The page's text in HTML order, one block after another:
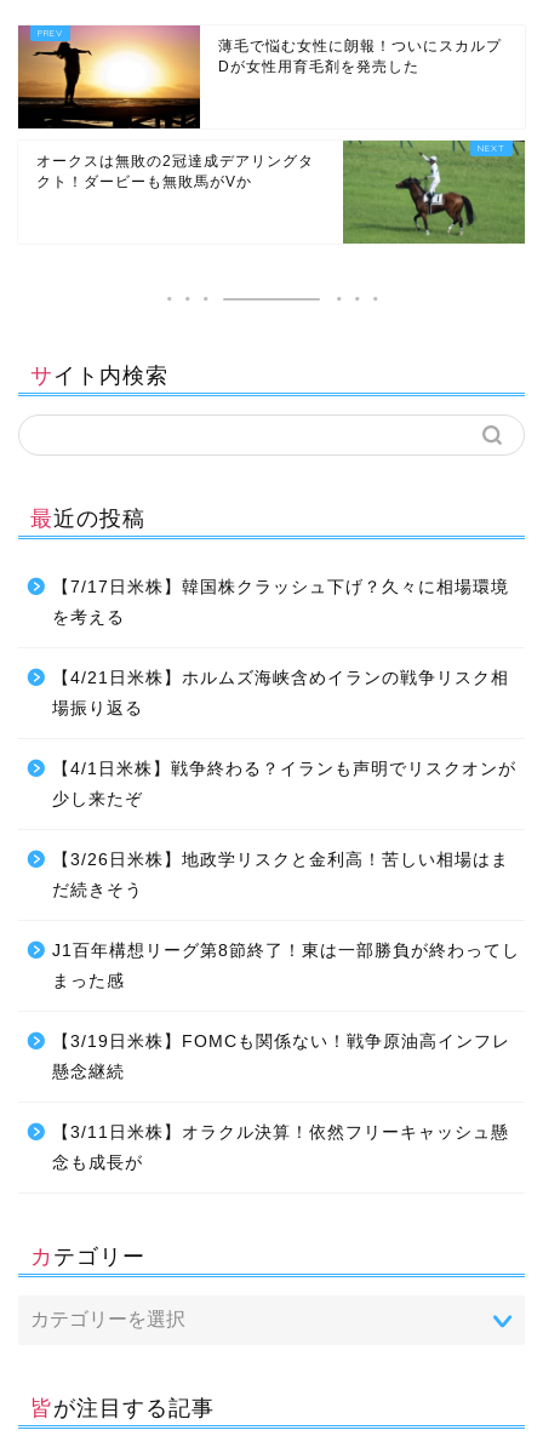
薄毛で悩む女性に朗報！ついにスカルプ
Dが女性用育毛剤を発売した
オークスは無敗の2冠達成デアリングタ
クト！ダービーも無敗馬がVか
サイト内検索
最近の投稿
【7/17日米株】韓国株クラッシュ下げ？久々に相場環境
を考える
【4/21日米株】ホルムズ海峡含めイランの戦争リスク相
場振り返る
【4/1日米株】戦争終わる？イランも声明でリスクオンが
少し来たぞ
【3/26日米株】地政学リスクと金利高！苦しい相場はま
だ続きそう
J1百年構想リーグ第8節終了！東は一部勝負が終わってし
まった感
【3/19日米株】FOMCも関係ない！戦争原油高インフレ
懸念継続
【3/11日米株】オラクル決算！依然フリーキャッシュ懸
念も成長が
カテゴリー
皆が注目する記事